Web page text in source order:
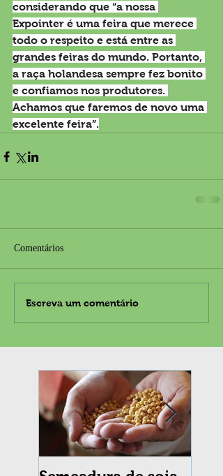
considerando que “a nossa
Expointer é uma feira que merece
todo o respeito e está entre as
grandes feiras do mundo. Portanto,
a raça holandesa sempre fez bonito
e confiamos nos produtores.
Achamos que faremos de novo uma
excelente feira”.
Comentários
Escreva um comentário